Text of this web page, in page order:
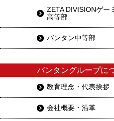
ZETA DIVISIONゲー
高等部
バンタン中等部
バンタングループに
教育理念・代表挨拶
会社概要・沿革